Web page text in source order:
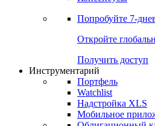
Попробуйте 7-
Откройте
Получить доступ
Инструментарий
Портфель
Watchlist
Надстройка XLS
Мобильное